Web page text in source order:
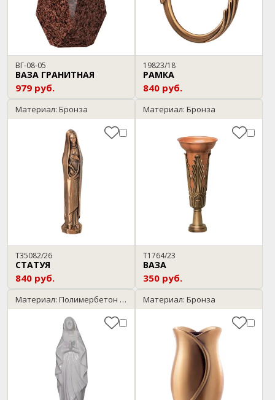
ВГ-08-05
ВАЗА ГРАНИТНАЯ
979 руб.
19823/18
РАМКА
840 руб.
Материал: Бронза
T35082/26
СТАТУЯ
840 руб.
Материал: Бронза
T1764/23
ВАЗА
350 руб.
Материал: Полимербетон / мрамор Материал: Бронза